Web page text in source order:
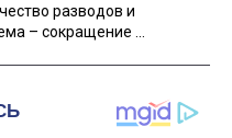
разводов и
– сокращение ...